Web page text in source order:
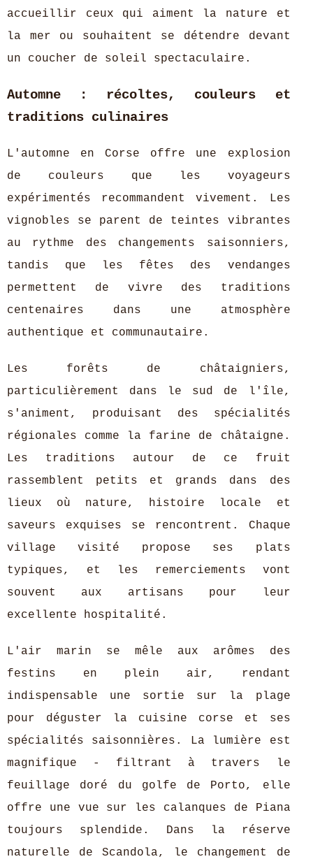
accueillir ceux qui aiment la nature et
la mer ou souhaitent se détendre devant
un coucher de soleil spectaculaire.
Automne : récoltes, couleurs et
traditions culinaires
L'automne en Corse offre une explosion
de couleurs que les voyageurs
expérimentés recommandent vivement. Les
vignobles se parent de teintes vibrantes
au rythme des changements saisonniers,
tandis que les fêtes des vendanges
permettent de vivre des traditions
centenaires dans une atmosphère
authentique et communautaire.
Les forêts de châtaigniers,
particulièrement dans le sud de l'île,
s'animent, produisant des spécialités
régionales comme la farine de châtaigne.
Les traditions autour de ce fruit
rassemblent petits et grands dans des
lieux où nature, histoire locale et
saveurs exquises se rencontrent. Chaque
village visité propose ses plats
typiques, et les remerciements vont
souvent aux artisans pour leur
excellente hospitalité.
L'air marin se mêle aux arômes des
festins en plein air, rendant
indispensable une sortie sur la plage
pour déguster la cuisine corse et ses
spécialités saisonnières. La lumière est
magnifique - filtrant à travers le
feuillage doré du golfe de Porto, elle
offre une vue sur les calanques de Piana
toujours splendide. Dans la réserve
naturelle de Scandola, le changement de